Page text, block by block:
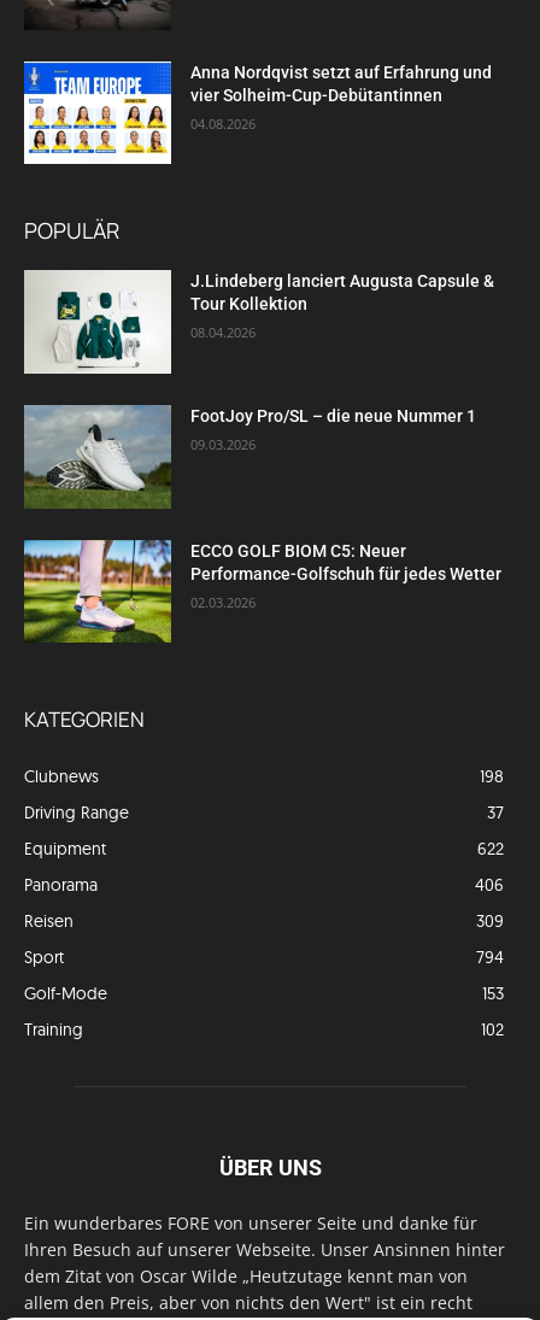
Anna Nordqvist setzt auf Erfahrung und
vier Solheim-Cup-Debütantinnen
04.08.2026
POPULÄR
J.Lindeberg lanciert Augusta Capsule &
Tour Kollektion
08.04.2026
FootJoy Pro/SL – die neue Nummer 1
09.03.2026
ECCO GOLF BIOM C5: Neuer
Performance-Golfschuh für jedes Wetter
02.03.2026
KATEGORIEN
Clubnews
198
Driving Range
37
Equipment
622
Panorama
406
Reisen
309
Sport
794
Golf-Mode
153
Training
102
ÜBER UNS
Ein wunderbares FORE von unserer Seite und danke für
Ihren Besuch auf unserer Webseite. Unser Ansinnen hinter
dem Zitat von Oscar Wilde „Heutzutage kennt man von
allem den Preis, aber von nichts den Wert" ist ein recht